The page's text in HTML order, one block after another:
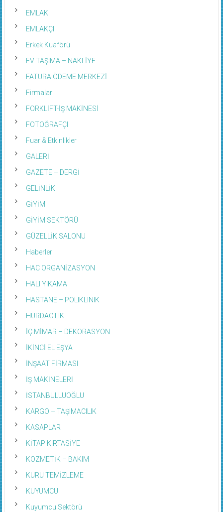
EMLAK
EMLAKÇI
Erkek Kuaförü
EV TAŞIMA – NAKLİYE
FATURA ÖDEME MERKEZİ
Firmalar
FORKLİFT-İŞ MAKİNESİ
FOTOĞRAFÇI
Fuar & Etkinlikler
GALERİ
GAZETE – DERGİ
GELİNLİK
GİYİM
GİYİM SEKTÖRÜ
GÜZELLİK SALONU
Haberler
HAC ORGANİZASYON
HALI YIKAMA
HASTANE – POLIKLINIK
HURDACILIK
İÇ MİMAR – DEKORASYON
İKİNCİ EL EŞYA
İNŞAAT FİRMASI
İŞ MAKİNELERİ
İSTANBULLUOĞLU
KARGO – TAŞIMACILIK
KASAPLAR
KİTAP KIRTASİYE
KOZMETİK – BAKIM
KURU TEMİZLEME
KUYUMCU
Kuyumcu Sektörü